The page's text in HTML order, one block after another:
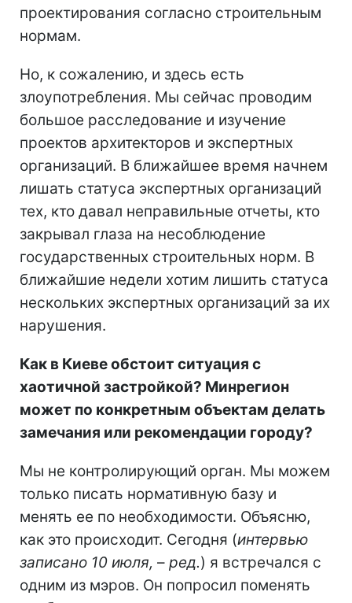
проектирования согласно строительным
нормам.
Но, к сожалению, и здесь есть
злоупотребления. Мы сейчас проводим
большое расследование и изучение
проектов архитекторов и экспертных
организаций. В ближайшее время начнем
лишать статуса экспертных организаций
тех, кто давал неправильные отчеты, кто
закрывал глаза на несоблюдение
государственных строительных норм. В
ближайшие недели хотим лишить статуса
нескольких экспертных организаций за их
нарушения.
Как в Киеве обстоит ситуация с
хаотичной застройкой? Минрегион
может по конкретным объектам делать
замечания или рекомендации городу?
Мы не контролирующий орган. Мы можем
только писать нормативную базу и
менять ее по необходимости. Объясню,
как это происходит. Сегодня (интервью
записано 10 июля, – ред.) я встречался с
одним из мэров. Он попросил поменять